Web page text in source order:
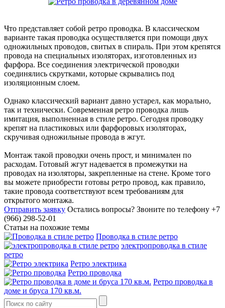
Что представляет собой ретро проводка. В классическом
варианте такая проводка осуществляется при помощи двух
одножильных проводов, свитых в спираль. При этом крепятся
провода на специальных изоляторах, изготовленных из
фарфора. Все соединения электрической проводки
соединялись скрутками, которые скрывались под
изоляционным слоем.
Однако классический вариант давно устарел, как морально,
так и технически. Современная ретро проводка лишь
имитация, выполненная в стиле ретро. Сегодня проводку
крепят на пластиковых или фарфоровых изоляторах,
скручивая одножильные провода в жгут.
Монтаж такой проводки очень прост, и минимален по
расходам. Готовый жгут надевается в промежутки на
проводах на изоляторы, закрепленные на стене. Кроме того
вы можете приобрести готовы ретро провод, как правило,
такие провода соответствуют всем требованиям для
открытого монтажа.
Отправить заявку Остались вопросы? Звоните по телефону +7
(966) 298-52-01
Статьи на похожие темы
Проводка в стиле ретро
электропроводка в стиле
ретро
Ретро электрика
Ретро проводка
Ретро проводка в
доме и бруса 170 кв.м.